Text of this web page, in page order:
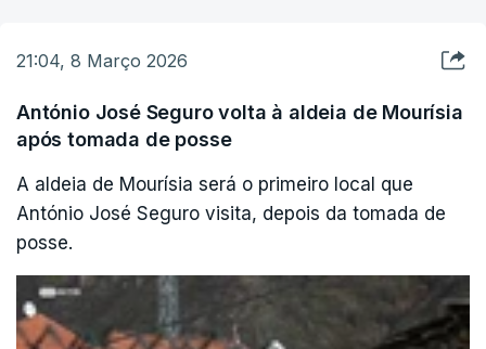
De tarde, pelas 16h00, António José Seguro fará
uma visita ao Laboratório da Paisagem de
Guimarães -- Associação para a Promoção do
Desenvolvimento Sustentável, fundada pela
Câmara Municipal de Guimarães, pela
Universidade do Minho e pela Universidade de
21:04, 8 Março 2026
António José Seguro volta à aldeia de Mourísia
após tomada de posse
A aldeia de Mourísia será o primeiro local que
António José Seguro visita, depois da tomada de
posse.